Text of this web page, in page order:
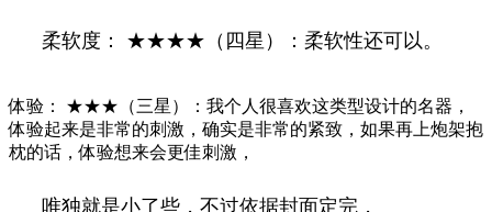
柔软度： ★★★★（四星）：柔软性还可以。
体验： ★★★（三星）：我个人很喜欢这类型设计的名器，
体验起来是非常的刺激，确实是非常的紧致，如果再上炮架抱
枕的话，体验想来会更佳刺激，
唯独就是小了些，不过依据封面定完，